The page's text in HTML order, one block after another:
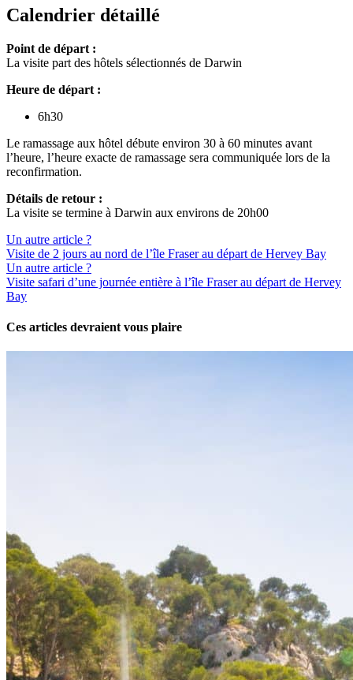
Calendrier détaillé
Point de départ :
La visite part des hôtels sélectionnés de Darwin
Heure de départ :
6h30
Le ramassage aux hôtel débute environ 30 à 60 minutes avant
l’heure, l’heure exacte de ramassage sera communiquée lors de la
reconfirmation.
Détails de retour :
La visite se termine à Darwin aux environs de 20h00
Un autre article ?
Visite de 2 jours au nord de l’île Fraser au départ de Hervey Bay
Un autre article ?
Visite safari d’une journée entière à l’île Fraser au départ de Hervey
Bay
Ces articles devraient vous plaire